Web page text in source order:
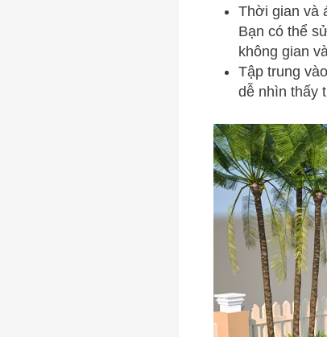
Thời gian và
Bạn có thể
không gian
Tập trung
dễ nhìn thấy